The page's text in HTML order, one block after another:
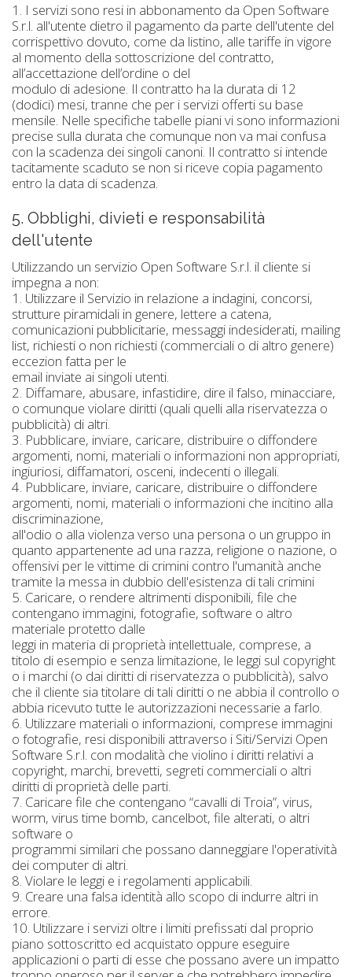
1. I servizi sono resi in abbonamento da Open Software
S.r.l. all'utente dietro il pagamento da parte dell'utente del
corrispettivo dovuto, come da listino, alle tariffe in vigore
al momento della sottoscrizione del contratto,
all’accettazione dell’ordine o del
modulo di adesione. Il contratto ha la durata di 12
(dodici) mesi, tranne che per i servizi offerti su base
mensile. Nelle specifiche tabelle piani vi sono informazioni
precise sulla durata che comunque non va mai confusa
con la scadenza dei singoli canoni. Il contratto si intende
tacitamente scaduto se non si riceve copia pagamento
entro la data di scadenza.
5. Obblighi, divieti e responsabilità
dell'utente
Utilizzando un servizio Open Software S.r.l. il cliente si
impegna a non:
1. Utilizzare il Servizio in relazione a indagini, concorsi,
strutture piramidali in genere, lettere a catena,
comunicazioni pubblicitarie, messaggi indesiderati, mailing
list, richiesti o non richiesti (commerciali o di altro genere)
eccezion fatta per le
email inviate ai singoli utenti.
2. Diffamare, abusare, infastidire, dire il falso, minacciare,
o comunque violare diritti (quali quelli alla riservatezza o
pubblicità) di altri.
3. Pubblicare, inviare, caricare, distribuire o diffondere
argomenti, nomi, materiali o informazioni non appropriati,
ingiuriosi, diffamatori, osceni, indecenti o illegali.
4. Pubblicare, inviare, caricare, distribuire o diffondere
argomenti, nomi, materiali o informazioni che incitino alla
discriminazione,
all'odio o alla violenza verso una persona o un gruppo in
quanto appartenente ad una razza, religione o nazione, o
offensivi per le vittime di crimini contro l'umanità anche
tramite la messa in dubbio dell'esistenza di tali crimini
5. Caricare, o rendere altrimenti disponibili, file che
contengano immagini, fotografie, software o altro
materiale protetto dalle
leggi in materia di proprietà intellettuale, comprese, a
titolo di esempio e senza limitazione, le leggi sul copyright
o i marchi (o dai diritti di riservatezza o pubblicità), salvo
che il cliente sia titolare di tali diritti o ne abbia il controllo o
abbia ricevuto tutte le autorizzazioni necessarie a farlo.
6. Utilizzare materiali o informazioni, comprese immagini
o fotografie, resi disponibili attraverso i Siti/Servizi Open
Software S.r.l. con modalità che violino i diritti relativi a
copyright, marchi, brevetti, segreti commerciali o altri
diritti di proprietà delle parti.
7. Caricare file che contengano “cavalli di Troia”, virus,
worm, virus time bomb, cancelbot, file alterati, o altri
software o
programmi similari che possano danneggiare l'operatività
dei computer di altri.
8. Violare le leggi e i regolamenti applicabili.
9. Creare una falsa identità allo scopo di indurre altri in
errore.
10. Utilizzare i servizi oltre i limiti prefissati dal proprio
piano sottoscritto ed acquistato oppure eseguire
applicazioni o parti di esse che possano avere un impatto